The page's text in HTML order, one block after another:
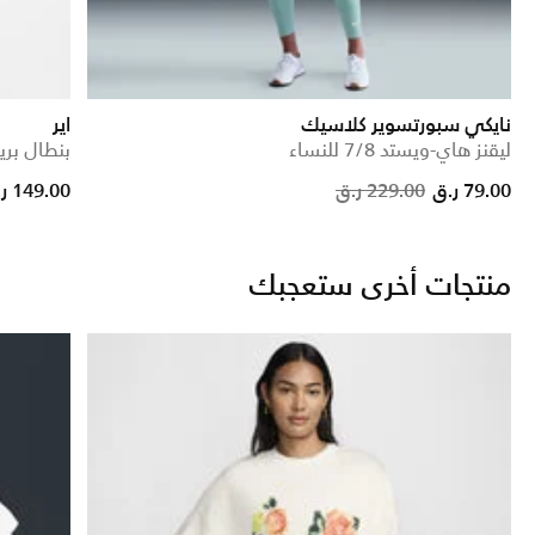
نايكي سبورتسوير كلاسيك
ليقنز هاي-ويستد 7/8 للنساء
Price
229.00 ر.ق to79.00 ر.ق
اير
بنطال
from149.00 ر.ق
منتجات أخرى ستعجبك